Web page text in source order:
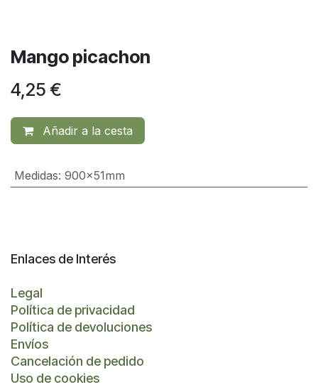
Mango picachon
4,25 €
Añadir a la cesta
Medidas: 900x51mm
Enlaces de Interés
Legal
Política de privacidad
Política de devoluciones
Envíos
Cancelación de pedido
Uso de cookies